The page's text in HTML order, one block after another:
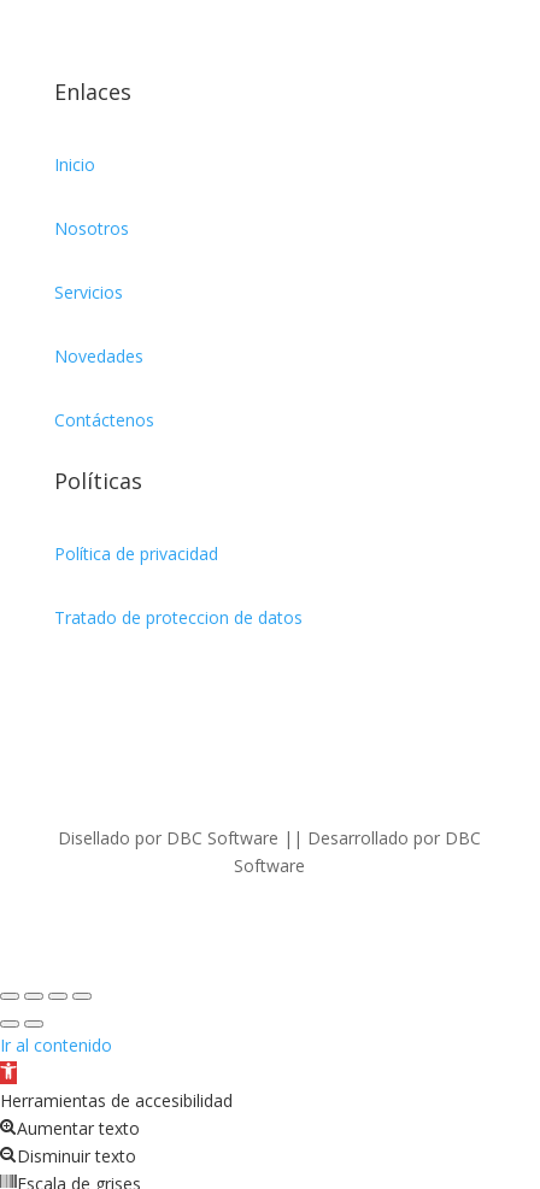
Enlaces
Inicio
Nosotros
Servicios
Novedades
Contáctenos
Políticas
Política de privacidad
Tratado de proteccion de datos
Disellado por DBC Software || Desarrollado por DBC
Software
Ir al contenido
Abrir
barra
de
herramientas
Herramientas de accesibilidad
Aumentar texto
Disminuir texto
Escala de grises